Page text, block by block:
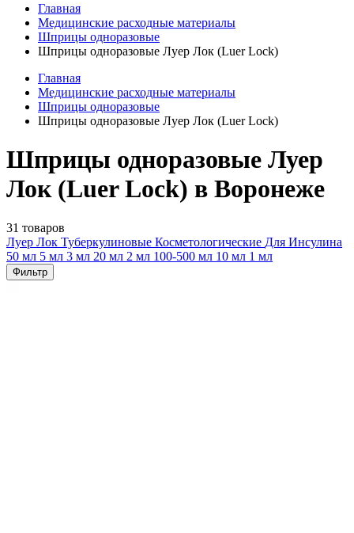
Главная
Медицинские расходные материалы
Шприцы одноразовые
Шприцы одноразовые Луер Лок (Luer Lock)
Главная
Медицинские расходные материалы
Шприцы одноразовые
Шприцы одноразовые Луер Лок (Luer Lock)
Шприцы одноразовые Луер
Лок (Luer Lock) в Воронеже
31 товаров
Луер Лок Туберкулиновые Косметологические Для Инсулина
50 мл 5 мл 3 мл 20 мл 2 мл 100-500 мл 10 мл 1 мл
Фильтр